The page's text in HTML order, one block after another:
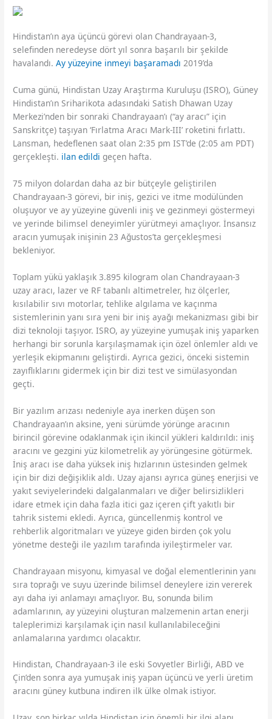
Hindistan’ın aya üçüncü görevi olan Chandrayaan-3,
selefinden neredeyse dört yıl sonra başarılı bir şekilde
havalandı.Ay yüzeyine inmeyi başaramadı 2019’da
Cuma günü, Hindistan Uzay Araştırma Kuruluşu (ISRO), Güney
Hindistan’ın Sriharikota adasındaki Satish Dhawan Uzay
Merkezi’nden bir sonraki Chandrayaan’ı (“ay aracı” için
Sanskritçe) taşıyan ‘Fırlatma Aracı Mark-III’ roketini fırlattı.
Lansman, hedeflenen saat olan 2:35 pm IST’de (2:05 am PDT)
gerçekleşti. ilan edildi geçen hafta.
75 milyon dolardan daha az bir bütçeyle geliştirilen
Chandrayaan-3 görevi, bir iniş, gezici ve itme modülünden
oluşuyor ve ay yüzeyine güvenli iniş ve gezinmeyi göstermeyi
ve yerinde bilimsel deneyimler yürütmeyi amaçlıyor. İnsansız
aracın yumuşak inişinin 23 Ağustos’ta gerçekleşmesi
bekleniyor.
Toplam yükü yaklaşık 3.895 kilogram olan Chandrayaan-3
uzay aracı, lazer ve RF tabanlı altimetreler, hız ölçerler,
kısılabilir sıvı motorlar, tehlike algılama ve kaçınma
sistemlerinin yanı sıra yeni bir iniş ayağı mekanizması gibi bir
dizi teknoloji taşıyor. ISRO, ay yüzeyine yumuşak iniş yaparken
herhangi bir sorunla karşılaşmamak için özel önlemler aldı ve
yerleşik ekipmanını geliştirdi. Ayrıca gezici, önceki sistemin
zayıflıklarını gidermek için bir dizi test ve simülasyondan
geçti.
Bir yazılım arızası nedeniyle aya inerken düşen son
Chandrayaan’ın aksine, yeni sürümde yörünge aracının
birincil görevine odaklanmak için ikincil yükleri kaldırıldı: iniş
aracını ve gezgini yüz kilometrelik ay yörüngesine götürmek.
İniş aracı ise daha yüksek iniş hızlarının üstesinden gelmek
için bir dizi değişiklik aldı. Uzay ajansı ayrıca güneş enerjisi ve
yakıt seviyelerindeki dalgalanmaları ve diğer belirsizlikleri
idare etmek için daha fazla itici gaz içeren çift yakıtlı bir
tahrik sistemi ekledi. Ayrıca, güncellenmiş kontrol ve
rehberlik algoritmaları ve yüzeye giden birden çok yolu
yönetme desteği ile yazılım tarafında iyileştirmeler var.
Chandrayaan misyonu, kimyasal ve doğal elementlerinin yanı
sıra toprağı ve suyu üzerinde bilimsel deneylere izin vererek
ayı daha iyi anlamayı amaçlıyor. Bu, sonunda bilim
adamlarının, ay yüzeyini oluşturan malzemenin artan enerji
taleplerimizi karşılamak için nasıl kullanılabileceğini
anlamalarına yardımcı olacaktır.
Hindistan, Chandrayaan-3 ile eski Sovyetler Birliği, ABD ve
Çin’den sonra aya yumuşak iniş yapan üçüncü ve yerli üretim
aracını güney kutbuna indiren ilk ülke olmak istiyor.